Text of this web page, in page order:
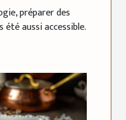
IA ?
préparer des
été aussi accessible.